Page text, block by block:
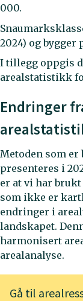
000.
2024) og
I tillegg oppgis
arealstatistikk
Endringer
Metoden som
presenteres i
er at vi har
som ikke er
endringer i
landskapet.
harmonisert
arealanalyse.
Gå til